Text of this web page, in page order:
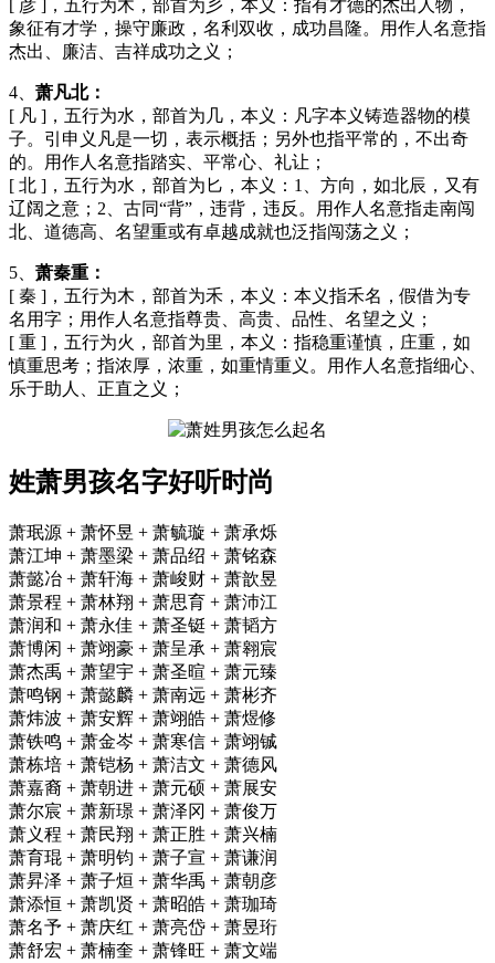
[ 彦 ]，五行为木，部首为彡，本义：指有才德的杰出人物，
象征有才学，操守廉政，名利双收，成功昌隆。用作人名意指
杰出、廉洁、吉祥成功之义；
4、 萧凡北：
[ 凡 ]，五行为水，部首为几，本义：凡字本义铸造器物的模
子。引申义凡是一切，表示概括；另外也指平常的，不出奇
的。用作人名意指踏实、平常心、礼让；
[ 北 ]，五行为水，部首为匕，本义：1、方向，如北辰，又有
辽阔之意；2、古同“背”，违背，违反。用作人名意指走南闯
北、道德高、名望重或有卓越成就也泛指闯荡之义；
5、 萧秦重：
[ 秦 ]，五行为木，部首为禾，本义：本义指禾名，假借为专
名用字；用作人名意指尊贵、高贵、品性、名望之义；
[ 重 ]，五行为火，部首为里，本义：指稳重谨慎，庄重，如
慎重思考；指浓厚，浓重，如重情重义。用作人名意指细心、
乐于助人、正直之义；
姓萧男孩名字好听时尚
萧珉源 + 萧怀昱 + 萧毓璇 + 萧承烁
萧江坤 + 萧墨梁 + 萧品绍 + 萧铭森
萧懿冶 + 萧轩海 + 萧峻财 + 萧歆昱
萧景程 + 萧林翔 + 萧思育 + 萧沛江
萧润和 + 萧永佳 + 萧圣铤 + 萧韬方
萧博闲 + 萧翊豪 + 萧呈承 + 萧翱宸
萧杰禹 + 萧望宇 + 萧圣暄 + 萧元臻
萧鸣钢 + 萧懿麟 + 萧南远 + 萧彬齐
萧炜波 + 萧安辉 + 萧翊皓 + 萧煜修
萧铁鸣 + 萧金岑 + 萧寒信 + 萧翊铖
萧栋培 + 萧铠杨 + 萧洁文 + 萧德风
萧嘉裔 + 萧朝进 + 萧元硕 + 萧展安
萧尔宸 + 萧新璟 + 萧泽冈 + 萧俊万
萧义程 + 萧民翔 + 萧正胜 + 萧兴楠
萧育琨 + 萧明钧 + 萧子宣 + 萧谦润
萧昇泽 + 萧子烜 + 萧华禹 + 萧朝彦
萧添恒 + 萧凯贤 + 萧昭皓 + 萧珈琦
萧名予 + 萧庆红 + 萧亮岱 + 萧昱珩
萧舒宏 + 萧楠奎 + 萧锋旺 + 萧文端